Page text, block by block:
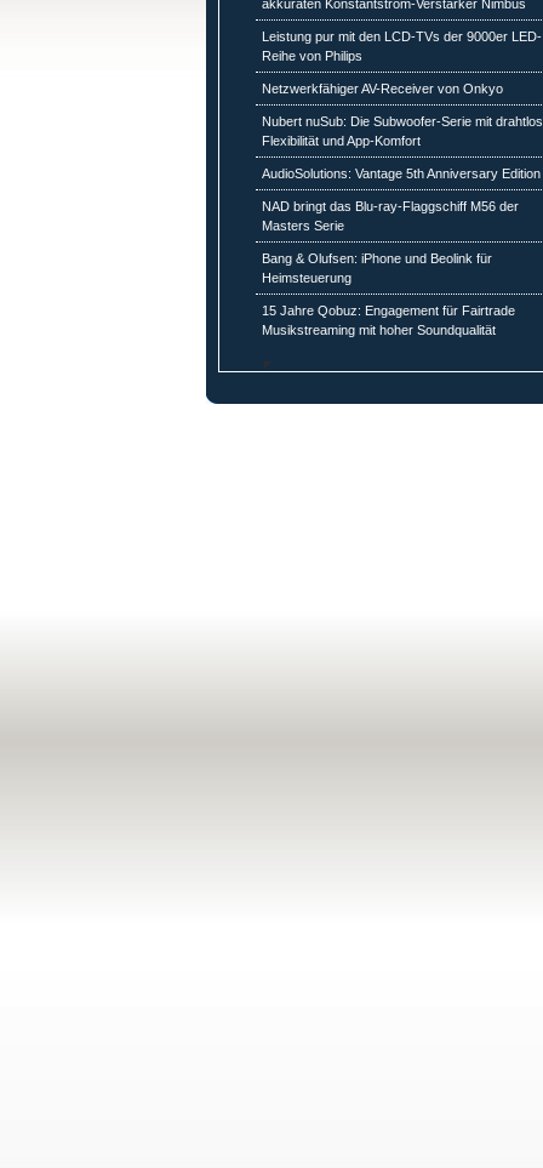
akkuraten Konstantstrom-Verstärker Nimbus
Leistung pur mit den LCD-TVs der 9000er LED-
Reihe von Philips
Netzwerkfähiger AV-Receiver von Onkyo
Nubert nuSub: Die Subwoofer-Serie mit
Flexibilität und App-Komfort
AudioSolutions: Vantage 5th Anniversary Edition
NAD bringt das Blu-ray-Flaggschiff M56 der
Masters Serie
Bang & Olufsen: iPhone und Beolink für
Heimsteuerung
15 Jahre Qobuz: Engagement für Fairtrade
Musikstreaming mit hoher Soundqualität